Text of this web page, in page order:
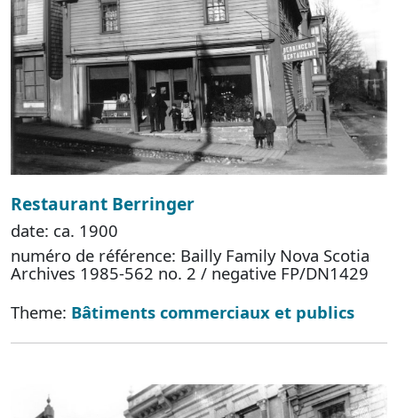
Restaurant Berringer
date: ca. 1900
numéro de référence: Bailly Family Nova Scotia
Archives 1985-562 no. 2 / negative FP/DN1429
Theme: Bâtiments commerciaux et publics